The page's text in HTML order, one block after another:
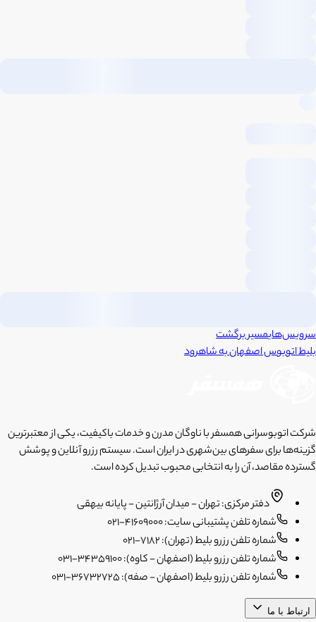
سرویس‌هایمسیر برگشت
بلیط اتوبوساصفهانبهشاهرود
شرکت اتوبوسرانی همسفر با ناوگان مدرن و خدمات باکیفیت، یکی از معتبرترین
گزینه‌ها برای سفرهای بین‌شهری در ایران است. سیستم رزرو آنلاین و پوشش
گسترده مقاصد، آن را به انتخابی محبوب تبدیل کرده است.
دفتر مرکزی: تهران - میدان آرژانتین - پایانه بیهقی
شماره تلفن پشتیبانی سایت: 41609000-021
شماره تلفن رزرو بلیط (تهران): 7182-021
شماره تلفن رزرو بلیط (اصفهان - کاوه): 34359100-031
شماره تلفن رزرو بلیط (اصفهان - صفه): 36732725-031
ارتباط با ما